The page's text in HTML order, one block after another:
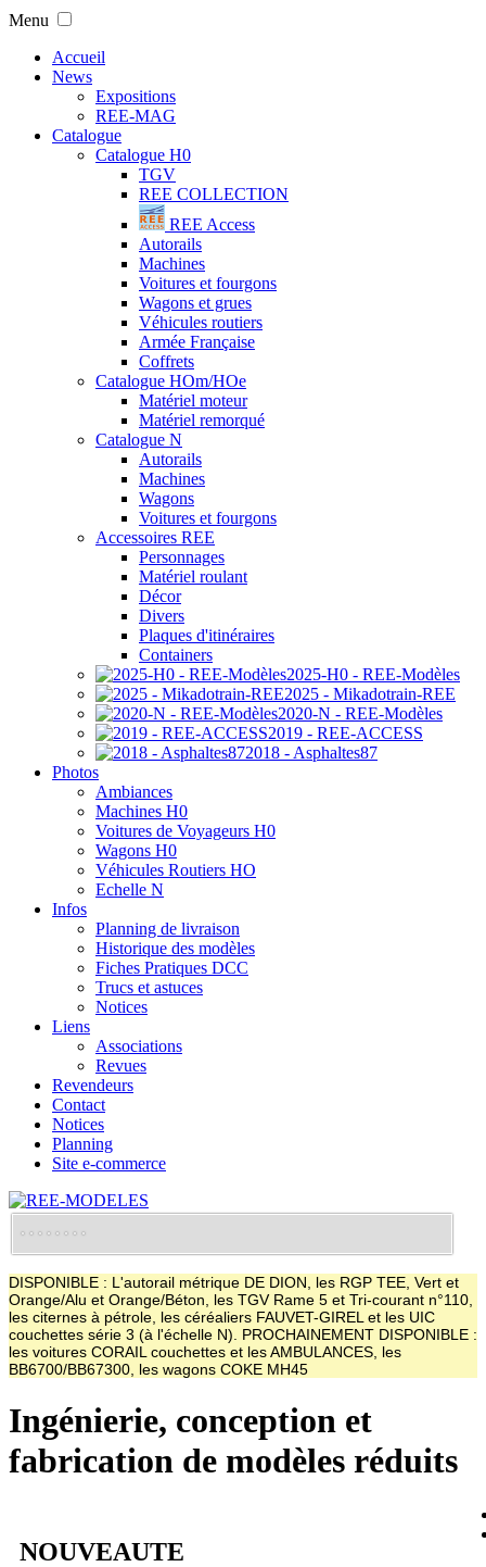
Menu
Accueil
News
Expositions
REE-MAG
Catalogue
Catalogue H0
TGV
REE COLLECTION
REE Access
Autorails
Machines
Voitures et fourgons
Wagons et grues
Véhicules routiers
Armée Française
Coffrets
Catalogue HOm/HOe
Matériel moteur
Matériel remorqué
Catalogue N
Autorails
Machines
Wagons
Voitures et fourgons
Accessoires REE
Personnages
Matériel roulant
Décor
Divers
Plaques d'itinéraires
Containers
2025-H0 - REE-Modèles
2025 - Mikadotrain-REE
2020-N - REE-Modèles
2019 - REE-ACCESS
2018 - Asphaltes87
Photos
Ambiances
Machines H0
Voitures de Voyageurs H0
Wagons H0
Véhicules Routiers HO
Echelle N
Infos
Planning de livraison
Historique des modèles
Fiches Pratiques DCC
Trucs et astuces
Notices
Liens
Associations
Revues
Revendeurs
Contact
Notices
Planning
Site e-commerce
DISPONIBLE : L'autorail métrique DE DION, les RGP TEE, Vert et
Orange/Alu et Orange/Béton, les TGV Rame 5 et Tri-courant n°110,
les citernes à pétrole, les céréaliers FAUVET-GIREL et les UIC
couchettes série 3 (à l'échelle N). PROCHAINEMENT DISPONIBLE :
les voitures CORAIL couchettes et les AMBULANCES, les
BB6700/BB67300, les wagons COKE MH45
Ingénierie, conception et
fabrication de modèles réduits
NOUVEAUTE